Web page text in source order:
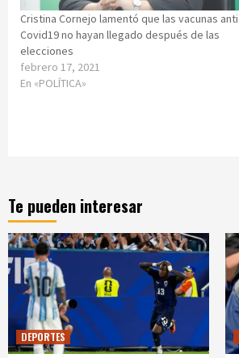
Cristina Cornejo lamentó que las vacunas anti
Covid19 no hayan llegado después de las
elecciones
febrero 17, 2021
En «POLÍTICA»
Te pueden interesar
DEPORTES